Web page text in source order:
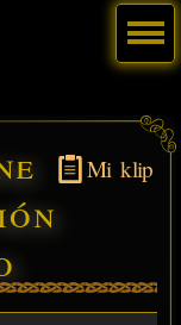
Mi klip
Menú